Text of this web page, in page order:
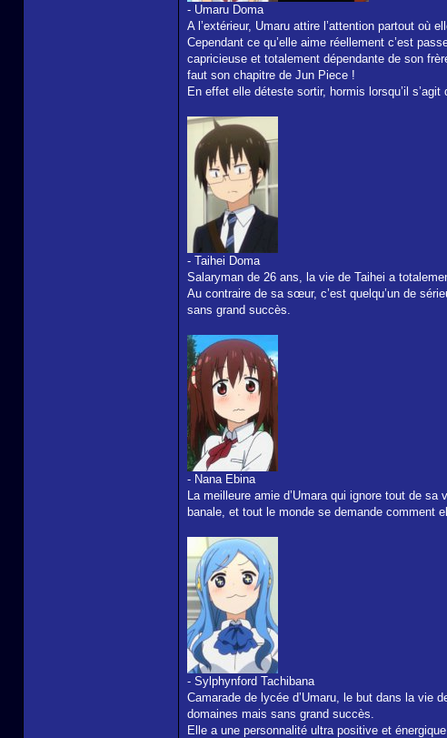
- Umaru Doma
A l’extérieur, Umaru attire l’attention partout
Cependant ce qu’elle aime réellement c’est
capricieuse et totalement dépendante de son
faut son chapitre de Jun Piece !
En effet elle déteste sortir, hormis lorsqu’il
- Taihei Doma
Salaryman de 26 ans, la vie de Taihei a
Au contraire de sa sœur, c’est quelqu’un de
sans grand succès.
- Nana Ebina
La meilleure amie d’Umara qui ignore tout de
banale, et tout le monde se demande comment
- Sylphynford Tachibana
Camarade de lycée d’Umaru, le but dans la vie
domaines mais sans grand succès.
Elle a une personnalité ultra positive et